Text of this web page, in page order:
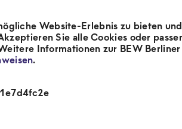
Lösungen Aktuelles
Website-Erlebnis zu bieten
Sie alle Cookies oder
Informationen zur BEW
.